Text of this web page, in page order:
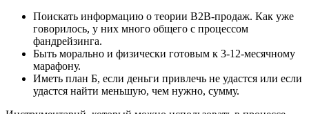
Поискать информацию о теории B2B-продаж. Как уже
говорилось, у них много общего с процессом
фандрейзинга.
Быть морально и физически готовым к 3-12-месячному
марафону.
Иметь план Б, если деньги привлечь не удастся или если
удастся найти меньшую, чем нужно, сумму.